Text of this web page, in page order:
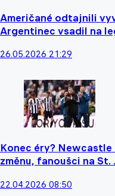
Američané odtajnili
Argentinec vsadil na
26.05.2026 21:29
Konec éry?
změnu, fanoušci na St.
22.04.2026 08:50